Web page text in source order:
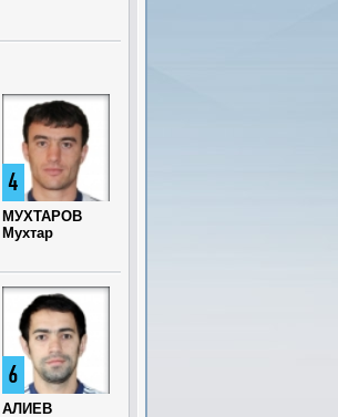
4
МУХТАРОВ
Мухтар
6
АЛИЕВ